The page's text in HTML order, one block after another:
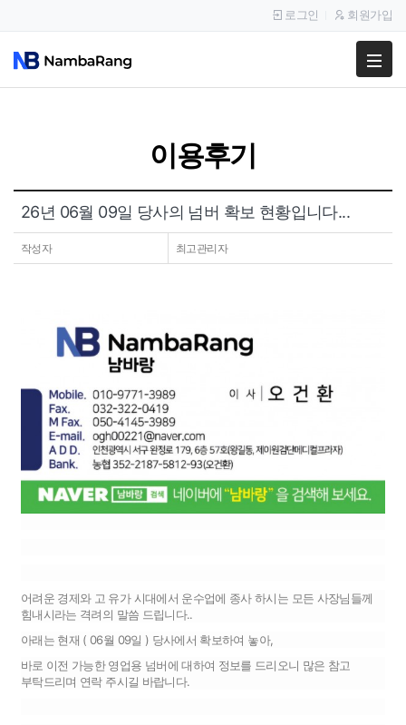
팔고
공지사항
이용후기
로그인 회원가입
이용후기
26년 06월 09일 당사의 넘버 확보 현황입니다...
작성자 최고관리자
어려운 경제와 고 유가 시대에서 운수업에 종사 하시는 모든 사장님들께
힘내시라는 격려의 말씀 드립니다..
아래는 현재 ( 06월 09일 ) 당사에서 확보하여 놓아,
바로 이전 가능한 영업용 넘버에 대하여 정보를 드리오니 많은 참고
부탁드리며 연락 주시길 바랍니다.